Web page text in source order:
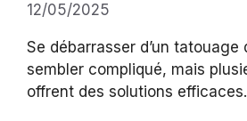
12/05/2025
Se débarrasser d’un
sembler compliqué, mais
offrent des solutions